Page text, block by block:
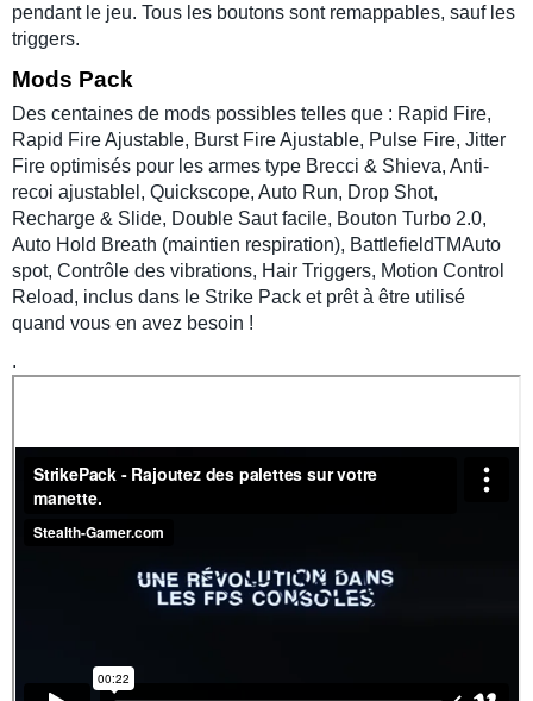
pendant le jeu. Tous les boutons sont remappables, sauf les
triggers.
Mods Pack
Des centaines de mods possibles telles que : Rapid Fire,
Rapid Fire Ajustable, Burst Fire Ajustable, Pulse Fire, Jitter
Fire optimisés pour les armes type Brecci & Shieva, Anti-
recoi ajustablel, Quickscope, Auto Run, Drop Shot,
Recharge & Slide, Double Saut facile, Bouton Turbo 2.0,
Auto Hold Breath (maintien respiration), BattlefieldTMAuto
spot, Contrôle des vibrations, Hair Triggers, Motion Control
Reload, inclus dans le Strike Pack et prêt à être utilisé
quand vous en avez besoin !
.